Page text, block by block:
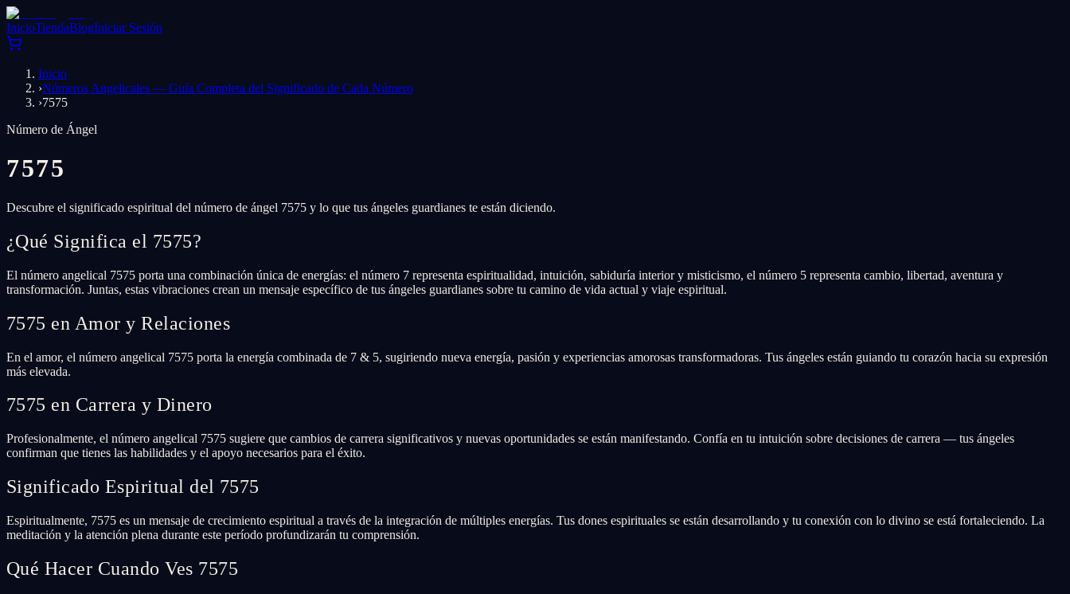
InicioTiendaBlogIniciar Sesión
Inicio
›Números Angelicales — Guía Completa del Significado de Cada Número
›7575
Número de Ángel
7575
Descubre el significado espiritual del número de ángel 7575 y lo que tus ángeles guardianes te están diciendo.
¿Qué Significa el 7575?
El número angelical 7575 porta una combinación única de energías: el número 7 representa espiritualidad, intuición, sabiduría interior y misticismo, el número 5 representa cambio, libertad, aventura y
transformación. Juntas, estas vibraciones crean un mensaje específico de tus ángeles guardianes sobre tu camino de vida actual y viaje espiritual.
7575 en Amor y Relaciones
En el amor, el número angelical 7575 porta la energía combinada de 7 & 5, sugiriendo nueva energía, pasión y experiencias amorosas transformadoras. Tus ángeles están guiando tu corazón hacia su expresión
más elevada.
7575 en Carrera y Dinero
Profesionalmente, el número angelical 7575 sugiere que cambios de carrera significativos y nuevas oportunidades se están manifestando. Confía en tu intuición sobre decisiones de carrera — tus ángeles
confirman que tienes las habilidades y el apoyo necesarios para el éxito.
Significado Espiritual del 7575
Espiritualmente, 7575 es un mensaje de crecimiento espiritual a través de la integración de múltiples energías. Tus dones espirituales se están desarrollando y tu conexión con lo divino se está fortaleciendo. La
meditación y la atención plena durante este período profundizarán tu comprensión.
Qué Hacer Cuando Ves 7575